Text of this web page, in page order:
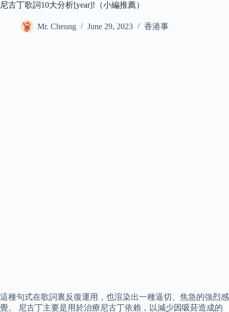
尼古丁歌詞10大分析[year]!（小編推薦）
Mr. Cheung June 29, 2023 香港事
這種句式在歌詞裏反復運用，也渲染出一種逼切、焦急的強烈感
覺。 尼古丁主要是用於治療尼古丁依賴，以減少因吸菸造成的